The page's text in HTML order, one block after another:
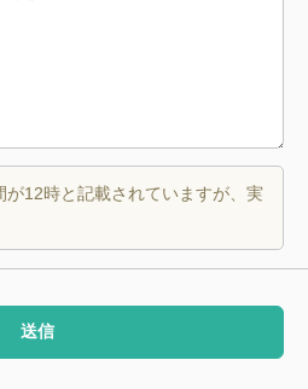
が12時と記載されていますが、実
送信